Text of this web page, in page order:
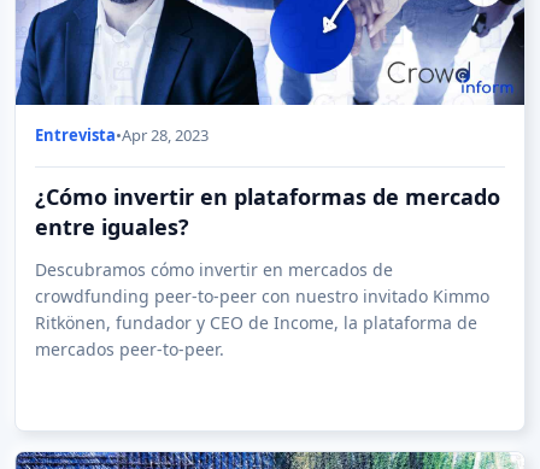
Entrevista•Apr 28, 2023
¿Cómo invertir en plataformas de mercado
entre iguales?
Descubramos cómo invertir en mercados de
crowdfunding peer-to-peer con nuestro invitado Kimmo
Ritkönen, fundador y CEO de Income, la plataforma de
mercados peer-to-peer.